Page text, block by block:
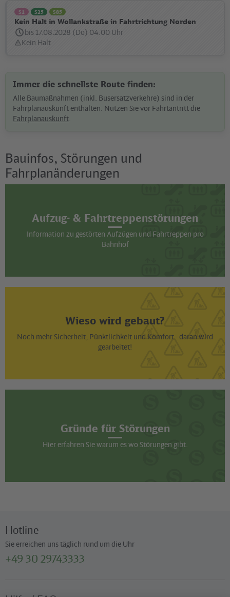
S1 S25 S85
Kein Halt in Wollankstraße in Fahrtrichtung Norden
bis 17.08.2028 (Do) 04:00 Uhr
Statusmeldung:
Kein Halt
Immer die schnellste Route finden:
Alle Baumaßnahmen (inkl. Busersatzverkehre) sind in der
Fahrplanauskunft enthalten. Nutzen Sie vor Fahrtantritt die
Fahrplanauskunft
Bauinfos, Störungen und
Fahrplanänderungen
Aufzug- & Fahrtreppenstörungen
Information zu gestörten Aufzügen und Fahrtreppen pro
Bahnhof
Wieso wird gebaut?
Noch mehr Sicherheit, Pünktlichkeit und Komfort - daran wird
gearbeitet!
Gründe für Störungen
Hier erfahren Sie warum es wo Störungen gibt.
Hotline
Sie erreichen uns täglich rund um die Uhr
+49 30 29743333